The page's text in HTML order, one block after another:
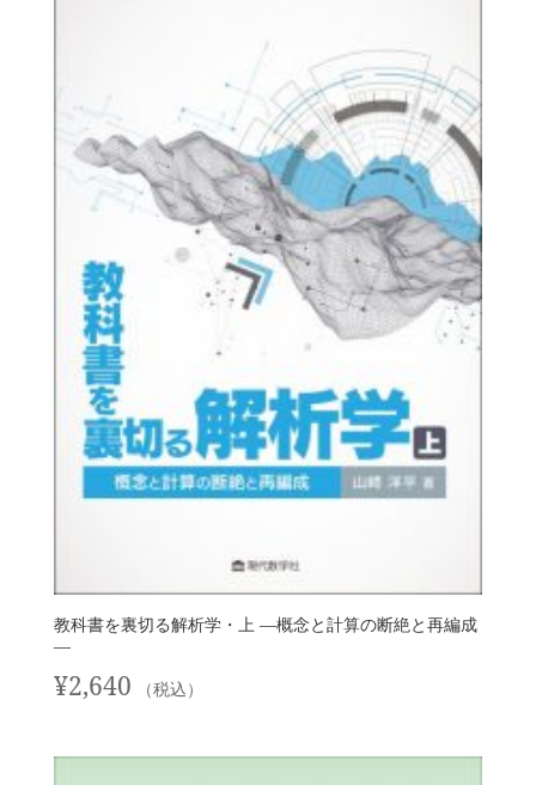
教科書を裏切る解析学・上 —概念と計算の断絶と再編成
—
¥2,640 （税込）